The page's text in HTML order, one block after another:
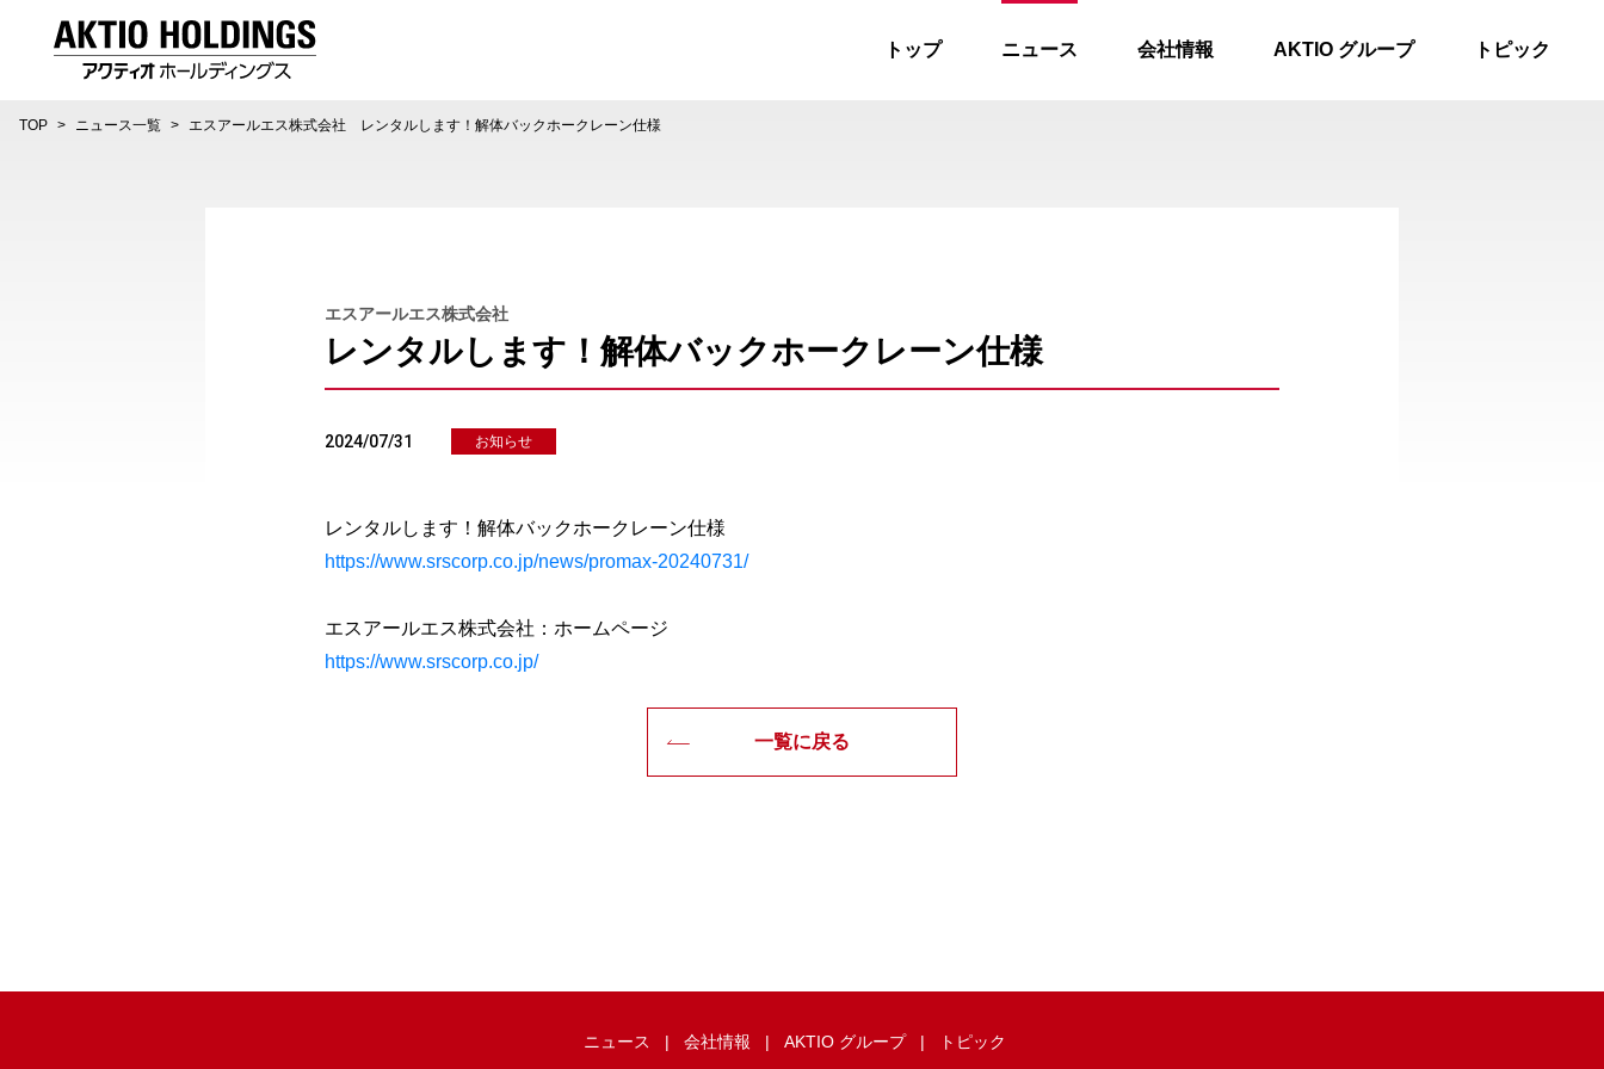
トップ ニュース 会社情報 AKTIO グループ トピック
TOP ニュース一覧 エスアールエス株式会社 レンタルします！解体バックホークレーン仕様
エスアールエス株式会社
レンタルします！解体バックホークレーン仕様
2024/07/31 お知らせ
レンタルします！解体バックホークレーン仕様
https://www.srscorp.co.jp/news/promax-20240731/
エスアールエス株式会社：ホームページ
https://www.srscorp.co.jp/
一覧に戻る
ニュース 会社情報 AKTIO グループ トピック